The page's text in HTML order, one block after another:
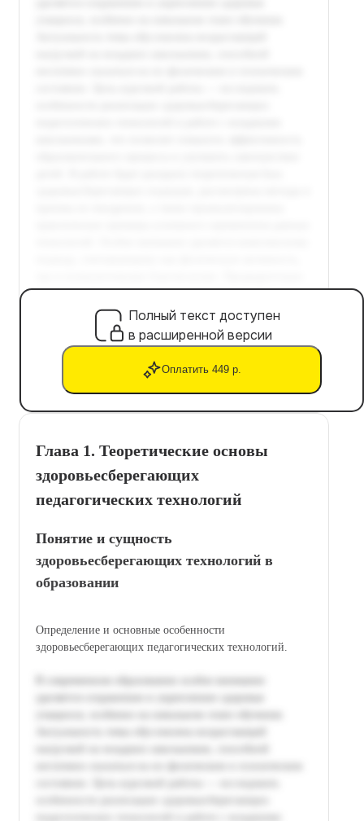
Полный текст доступен
в расширенной версии
Оплатить 449 р.
Глава 1. Теоретические основы
здоровьесберегающих
педагогических технологий
Понятие и сущность
здоровьесберегающих технологий в
образовании
Определение и основные особенности
здоровьесберегающих педагогических технологий.